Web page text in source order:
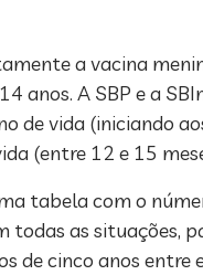
a vacina
anos. A SBP e a
vida (iniciando
(entre 12 e 15
tabela com o
as situações,
de cinco anos entre